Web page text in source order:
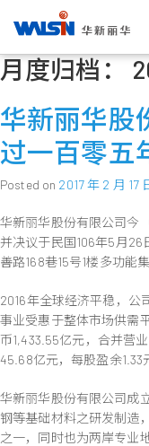
Skip
to月度归档：
华新丽华股
过一百零五
Posted on 2017 年 2 月 17
华新丽华股份有限公司今
并决议于民国106年5月
善路168巷15号1楼多功能
2016年全球经济平稳，公
事业受惠于整体市场供需
币1,433.55亿元，合并营
45.68亿元，每股盈余1.33
华新丽华股份有限公司成
钢等基础材料之研发制造
之一，同时也为两岸专业